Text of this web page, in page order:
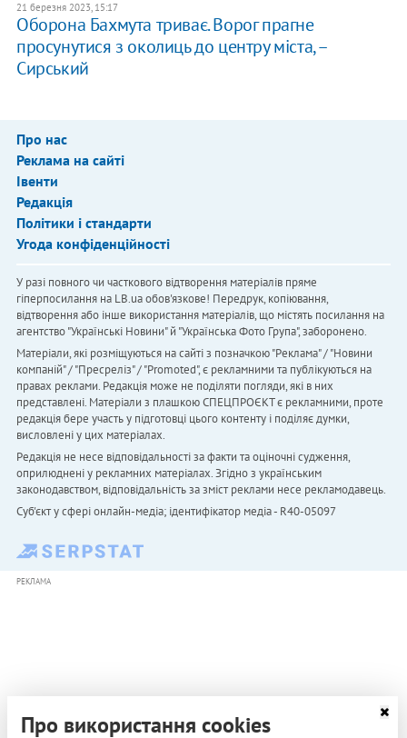
21 березня 2023, 15:17
Оборона Бахмута триває. Ворог прагне
просунутися з околиць до центру міста, –
Сирський
Про нас
Реклама на сайті
Івенти
Редакція
Політики і стандарти
Угода конфіденційності
У разі повного чи часткового відтворення матеріалів пряме
гіперпосилання на LB.ua обов'язкове! Передрук, копіювання,
відтворення або інше використання матеріалів, що містять посилання на
агентство "Українськi Новини" й "Українська Фото Група", заборонено.
Матеріали, які розміщуються на сайті з позначкою "Реклама" / "Новини
компаній" / "Пресреліз" / "Promoted", є рекламними та публікуються на
правах реклами. Редакція може не поділяти погляди, які в них
представлені. Матеріали з плашкою СПЕЦПРОЄКТ є рекламними, проте
редакція бере участь у підготовці цього контенту і поділяє думки,
висловлені у цих матеріалах.
Редакція не несе відповідальності за факти та оціночні судження,
оприлюднені у рекламних матеріалах. Згідно з українським
законодавством, відповідальність за зміст реклами несе рекламодавець.
Cуб'єкт у сфері онлайн-медіа; ідентифікатор медіа - R40-05097
РЕКЛАМА
Про використання cookies